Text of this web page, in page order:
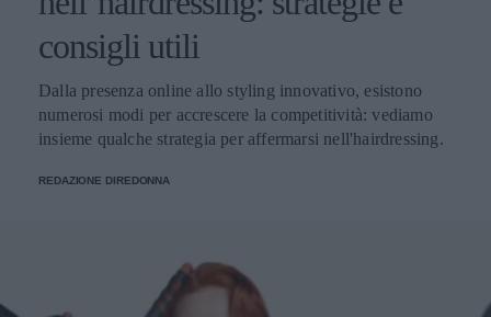
consigli utili
Dalla presenza online allo styling innovativo, esistono
numerosi modi per accrescere la competitività: vediamo
insieme qualche strategia per affermarsi nell'hairdressing.
REDAZIONE DIREDONNA